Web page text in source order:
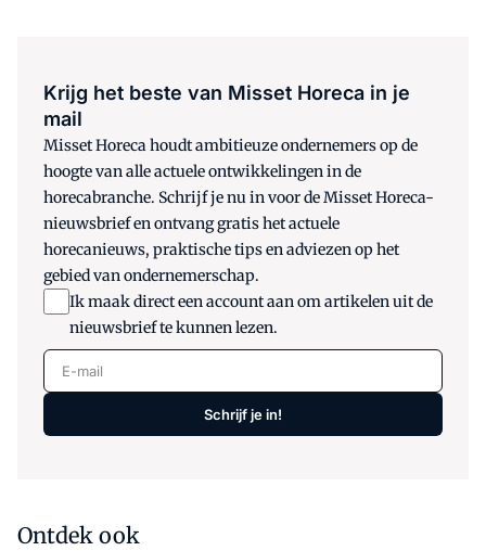
Krijg het beste van Misset Horeca in je
mail
Misset Horeca houdt ambitieuze ondernemers op de
hoogte van alle actuele ontwikkelingen in de
horecabranche. Schrijf je nu in voor de Misset Horeca-
nieuwsbrief en ontvang gratis het actuele
horecanieuws, praktische tips en adviezen op het
gebied van ondernemerschap.
Ik maak direct een account aan om artikelen uit de
nieuwsbrief te kunnen lezen.
E-mail
Schrijf je in!
Ontdek ook